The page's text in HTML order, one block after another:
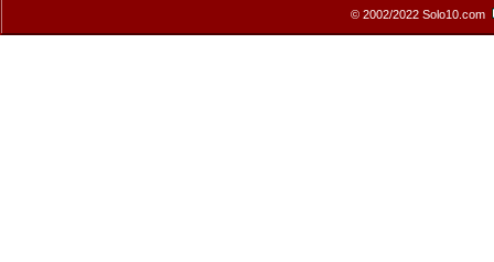
© 2002/2022 Solo10.com